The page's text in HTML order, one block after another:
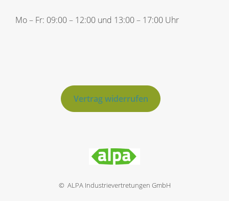
Mo – Fr: 09:00 – 12:00 und 13:00 – 17:00 Uhr
Vertrag widerrufen
© ALPA Industrievertretungen GmbH